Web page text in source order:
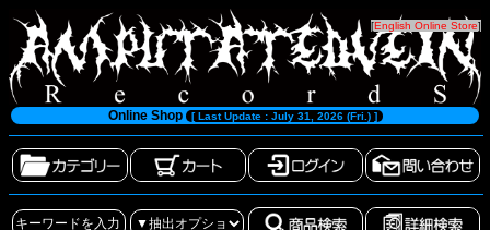
[English Online Store]
Online Shop [ Last Update : July 31, 2026 (Fri.) ]